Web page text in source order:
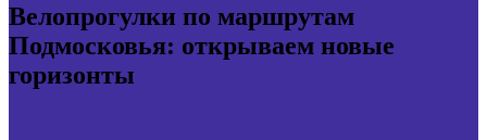
Велопрогулки по маршрутам
Подмосковья: открываем новые
горизонты